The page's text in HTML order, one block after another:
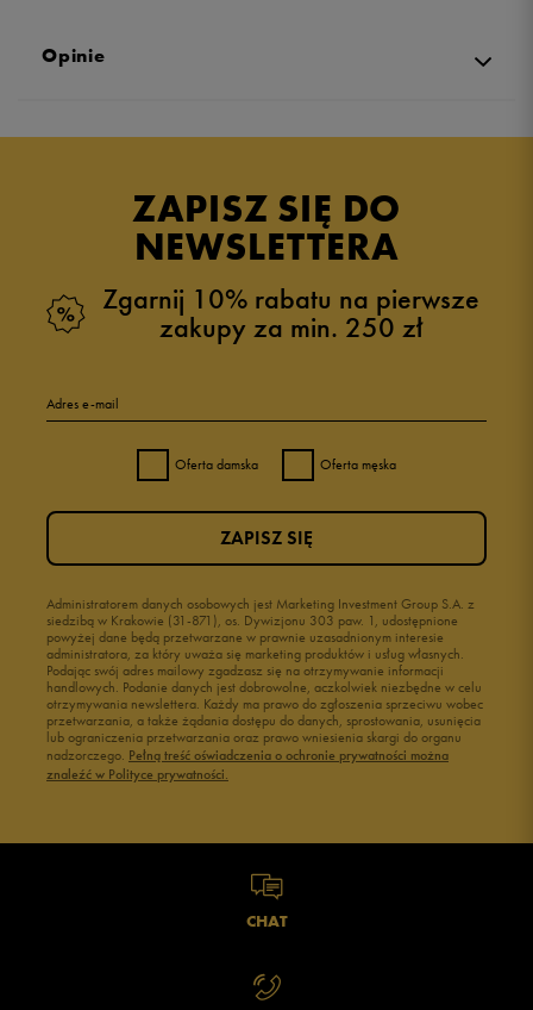
Opinie
ZAPISZ SIĘ DO
NEWSLETTERA
Zgarnij 10% rabatu na pierwsze
zakupy za min. 250 zł
Adres e-mail
Oferta damska Oferta męska
Administratorem danych osobowych jest Marketing Investment Group S.A. z
siedzibą w Krakowie (31-871), os. Dywizjonu 303 paw. 1, udostępnione
powyżej dane będą przetwarzane w prawnie uzasadnionym interesie
administratora, za który uważa się marketing produktów i usług własnych.
Podając swój adres mailowy zgadzasz się na otrzymywanie informacji
handlowych. Podanie danych jest dobrowolne, aczkolwiek niezbędne w celu
otrzymywania newslettera. Każdy ma prawo do zgłoszenia sprzeciwu wobec
przetwarzania, a także żądania dostępu do danych, sprostowania, usunięcia
lub ograniczenia przetwarzania oraz prawo wniesienia skargi do organu
nadzorczego. Pełną treść oświadczenia o ochronie prywatności można
znaleźć w Polityce prywatności.
ZAPISZ SIĘ
CHAT